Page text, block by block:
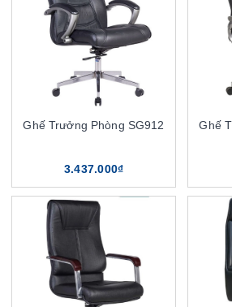
Ghế Trưởng Phòng SG912
3.437.000₫
Ghế